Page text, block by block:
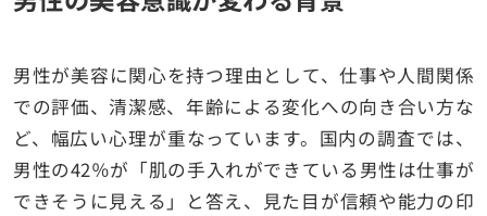
男性が美容に関心を持つ理由として、仕事や人間関係
での評価、清潔感、年齢による変化への向き合い方な
ど、幅広い心理が重なっています。国内の調査では、
男性の42％が「肌の手入れができている男性は仕事が
できそうに見える」と答え、見た目が信頼や能力の印